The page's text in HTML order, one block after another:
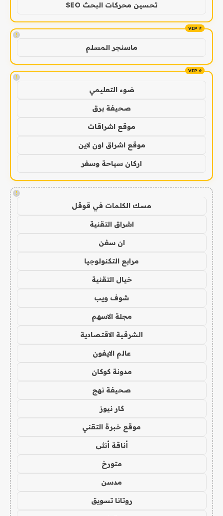
تحسين محركات البحث SEO
!
ماسنجر المسلم
!
ضوء التعليمي
صحيفة برق
موقع اشراقات
موقع اشراق اون لاين
اركان سياحة وسفر
!
مسك الكلمات في قوقل
اشراق التقنية
ان سفن
مرابع التكنولوجيا
خيال التقنية
شوف ويب
مجلة الاسهم
الشرقية الاقتصادية
عالم الايفون
مدونة كوكان
صحيفة نهج
كار نيوز
موقع خبرة التقني
أناقة أنثى
متورخ
مدسن
روتانا تسويق